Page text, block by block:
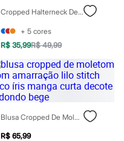
Cropped Halterneck De Poliamida Off White
+ 5 cores
R$ 35,99R$ 49,99
Blusa Cropped De Moletom Com Amarração Lilo Stitch Arco Íris Manga Curta Decote Redondo Bege
R$ 65,99